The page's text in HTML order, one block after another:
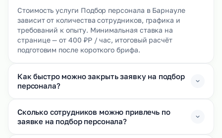
Стоимость услуги Подбор персонала в Барнауле
зависит от количества сотрудников, графика и
требований к опыту. Минимальная ставка на
странице — от 400 ₽Р / час, итоговый расчёт
подготовим после короткого брифа.
Как быстро можно закрыть заявку на подбор
персонала?
Сколько сотрудников можно привлечь по
заявке на подбор персонала?